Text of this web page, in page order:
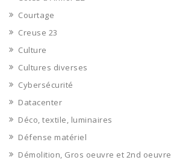
Courtage
Creuse 23
Culture
Cultures diverses
Cybersécurité
Datacenter
Déco, textile, luminaires
Défense matériel
Démolition, Gros oeuvre et 2nd oeuvre